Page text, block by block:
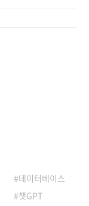
데이터베이스
챗GPT